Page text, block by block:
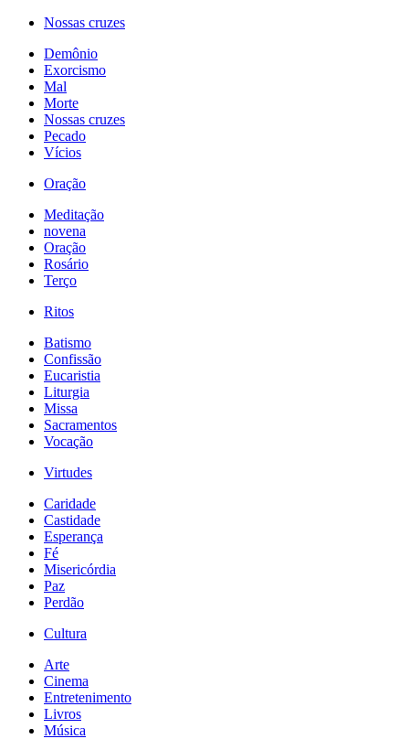
Nossas cruzes
Demônio
Exorcismo
Mal
Morte
Nossas cruzes
Pecado
Vícios
Oração
Meditação
novena
Oração
Rosário
Terço
Ritos
Batismo
Confissão
Eucaristia
Liturgia
Missa
Sacramentos
Vocação
Virtudes
Caridade
Castidade
Esperança
Fé
Misericórdia
Paz
Perdão
Cultura
Arte
Cinema
Entretenimento
Livros
Música